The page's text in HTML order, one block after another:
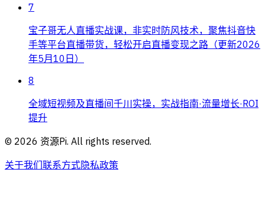
7
宝子哥无人直播实战课，非实时防风技术，聚焦抖音快
手等平台直播带货，轻松开启直播变现之路（更新2026
年5月10日）
8
全域短视频及直播间千川实操，实战指南·流量增长·ROI
提升
© 2026 资源Pi. All rights reserved.
关于我们联系方式隐私政策